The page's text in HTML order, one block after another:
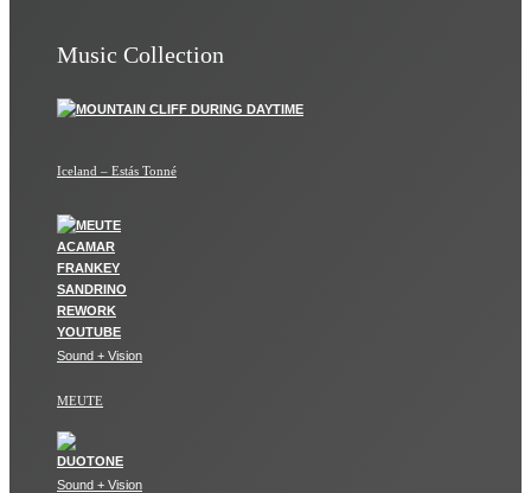
Music Collection
Iceland – Estás Tonné
Sound + Vision
MEUTE
Sound + Vision